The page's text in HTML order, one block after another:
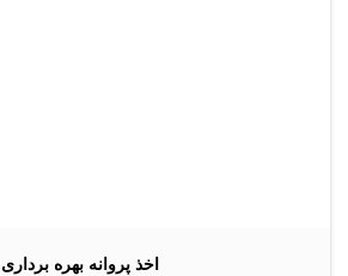
اخذ پروانه بهره برداری